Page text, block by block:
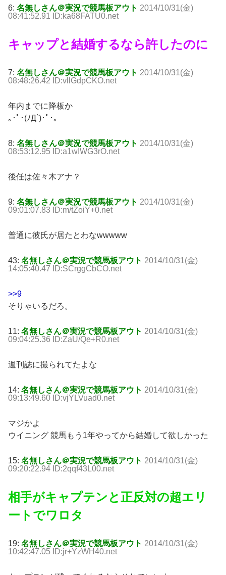
6: 名無しさん＠実況で競馬板アウト 2014/10/31(金)
08:41:52.91 ID:ka68FATU0.net
キャップと結婚するなら許したのに
7: 名無しさん＠実況で競馬板アウト 2014/10/31(金)
08:48:26.42 ID:vllGdpCKO.net
年内までに降板か
｡･ﾟ･(ﾉД`)･ﾟ･｡
8: 名無しさん＠実況で競馬板アウト 2014/10/31(金)
08:53:12.95 ID:a1wIWG3rO.net
後任は佐々木アナ？
9: 名無しさん＠実況で競馬板アウト 2014/10/31(金)
09:01:07.83 ID:m/tZoiY+0.net
普通に彼氏が居たとわなwwwww
43: 名無しさん＠実況で競馬板アウト 2014/10/31(金)
14:05:40.47 ID:SCrggCbCO.net
>>9
そりゃいるだろ。
11: 名無しさん＠実況で競馬板アウト 2014/10/31(金)
09:04:25.36 ID:ZaU/Qe+R0.net
週刊誌に撮られてたよな
14: 名無しさん＠実況で競馬板アウト 2014/10/31(金)
09:13:49.60 ID:vjYLVuad0.net
マジかよ
ウイニング 競馬もう1年やってから結婚して欲しかった
15: 名無しさん＠実況で競馬板アウト 2014/10/31(金)
09:20:22.94 ID:2qqf43L00.net
相手がキャプテンと正反対の超エリ
ートでワロタ
19: 名無しさん＠実況で競馬板アウト 2014/10/31(金)
10:42:47.05 ID:jr+YzWH40.net